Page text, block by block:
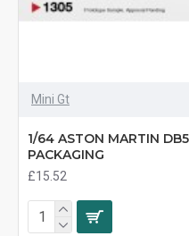
Mini Gt
1/64 ASTON MARTIN
PACKAGING
£15.52